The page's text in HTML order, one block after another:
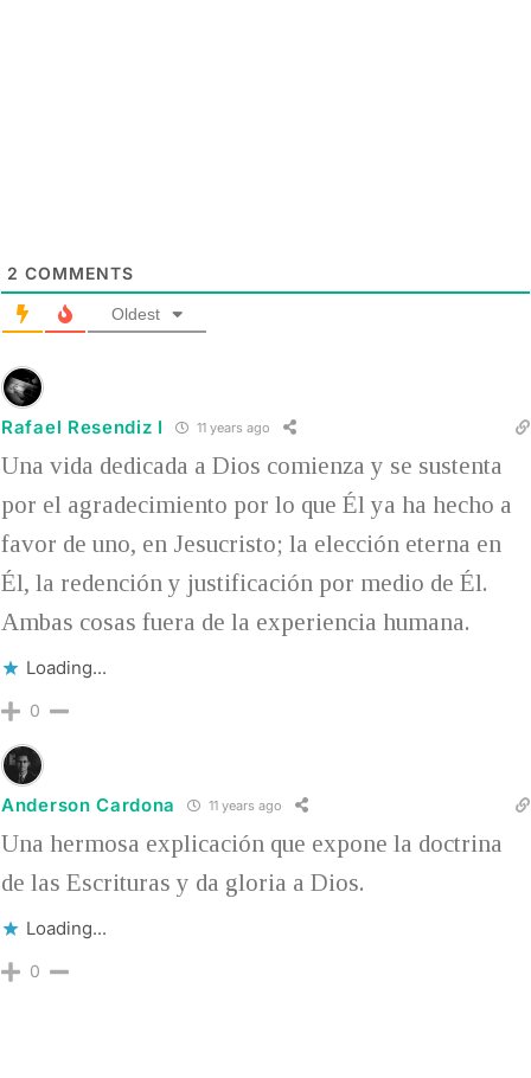
2 COMMENTS
Oldest
Rafael Resendiz I 11 years ago
Una vida dedicada a Dios comienza y se sustenta
por el agradecimiento por lo que Él ya ha hecho a
favor de uno, en Jesucristo; la elección eterna en
Él, la redención y justificación por medio de Él.
Ambas cosas fuera de la experiencia humana.
Loading...
0
Anderson Cardona 11 years ago
Una hermosa explicación que expone la doctrina
de las Escrituras y da gloria a Dios.
Loading...
0